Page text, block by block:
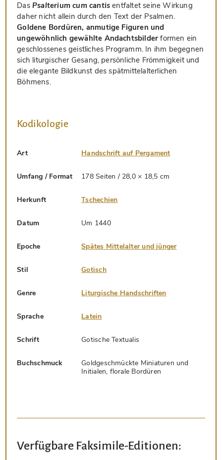
Das Psalterium cum cantis entfaltet seine Wirkung
daher nicht allein durch den Text der Psalmen.
Goldene Bordüren, anmutige Figuren und
ungewöhnlich gewählte Andachtsbilder formen ein
geschlossenes geistliches Programm. In ihm begegnen
sich liturgischer Gesang, persönliche Frömmigkeit und
die elegante Bildkunst des spätmittelalterlichen
Böhmens.
Kodikologie
Art Handschrift auf Pergament
Umfang / Format 178 Seiten / 28,0 × 18,5 cm
Herkunft Tschechien
Datum Um 1440
Epoche Spätes Mittelalter und jünger
Stil Gotisch
Genre Liturgische Handschriften
Sprache Latein
Schrift Gotische Textualis
Buchschmuck
Goldgeschmückte Miniaturen und
Initialen, florale Bordüren
Verfügbare Faksimile-Editionen: